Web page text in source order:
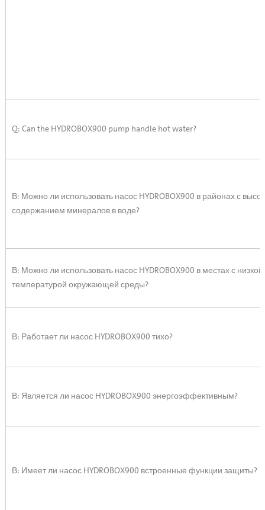
Q: Can the HYDROBOX900 pump handle hot water?
В: Можно ли использовать насос HYDROBOX900 в районах с
содержанием минералов в воде?
В: Можно ли использовать насос HYDROBOX900 в местах с низкой
температурой окружающей среды?
В: Работает ли насос HYDROBOX900 тихо?
В: Является ли насос HYDROBOX900 энергоэффективным?
В: Имеет ли насос HYDROBOX900 встроенные функции защиты?